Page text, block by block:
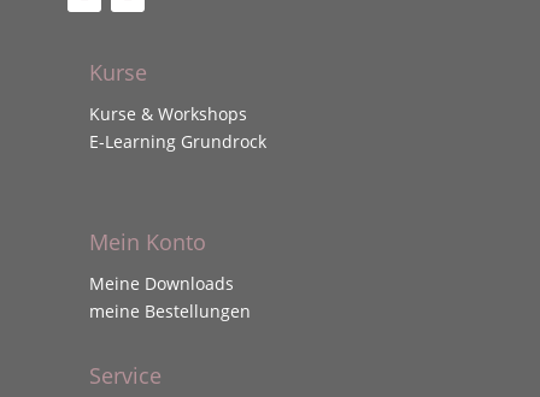
Kurse
Kurse & Workshops
E-Learning Grundrock
Mein Konto
Meine Downloads
meine Bestellungen
Service